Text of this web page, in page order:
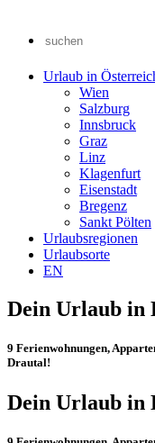
Urlaub in
Wien
Salzburg
Innsbruck
Graz
Linz
Klagenfurt
Eisenstadt
Bregenz
Sankt Pölten
Urlaubsregionen
Urlaubsorte
EN
Dein Urlaub in
9 Ferienwohnungen,
Drautal!
Dein Urlaub in